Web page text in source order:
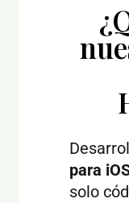
para
solo